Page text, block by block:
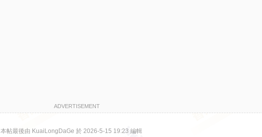
ADVERTISEMENT
本帖最後由 KuaiLongDaGe 於 2026-5-15 19:23 編輯